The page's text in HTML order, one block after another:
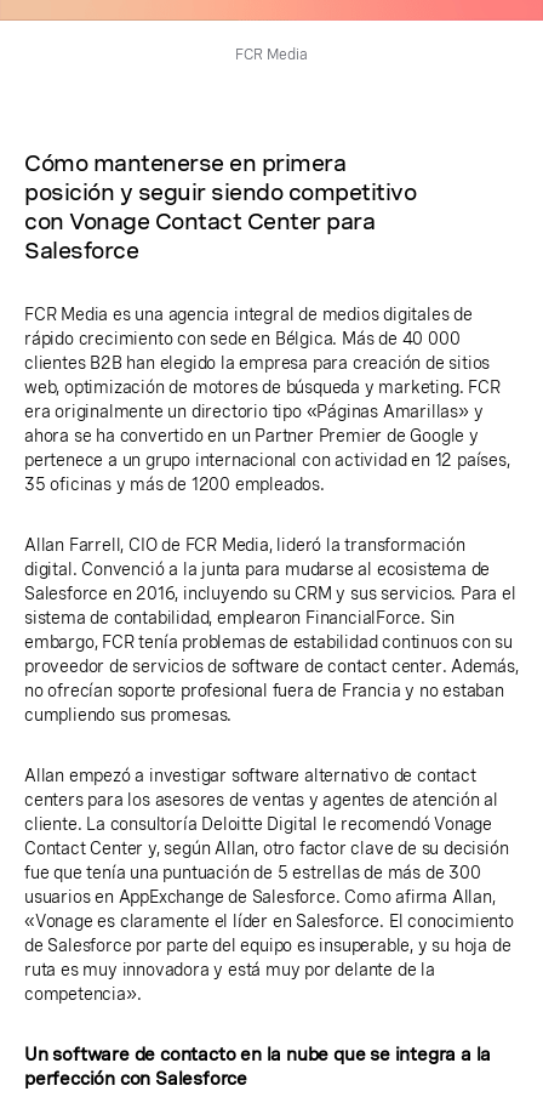
FCR Media
Cómo mantenerse en primera
posición y seguir siendo competitivo
con Vonage Contact Center para
Salesforce
FCR Media es una agencia integral de medios digitales de
rápido crecimiento con sede en Bélgica. Más de 40 000
clientes B2B han elegido la empresa para creación de sitios
web, optimización de motores de búsqueda y marketing. FCR
era originalmente un directorio tipo «Páginas Amarillas» y
ahora se ha convertido en un Partner Premier de Google y
pertenece a un grupo internacional con actividad en 12 países,
35 oficinas y más de 1200 empleados.
Allan Farrell, CIO de FCR Media, lideró la transformación
digital. Convenció a la junta para mudarse al ecosistema de
Salesforce en 2016, incluyendo su CRM y sus servicios. Para el
sistema de contabilidad, emplearon FinancialForce. Sin
embargo, FCR tenía problemas de estabilidad continuos con su
proveedor de servicios de software de contact center. Además,
no ofrecían soporte profesional fuera de Francia y no estaban
cumpliendo sus promesas.
Allan empezó a investigar software alternativo de contact
centers para los asesores de ventas y agentes de atención al
cliente. La consultoría Deloitte Digital le recomendó Vonage
Contact Center y, según Allan, otro factor clave de su decisión
fue que tenía una puntuación de 5 estrellas de más de 300
usuarios en AppExchange de Salesforce. Como afirma Allan,
«Vonage es claramente el líder en Salesforce. El conocimiento
de Salesforce por parte del equipo es insuperable, y su hoja de
ruta es muy innovadora y está muy por delante de la
competencia».
Un software de contacto en la nube que se integra a la
perfección con Salesforce